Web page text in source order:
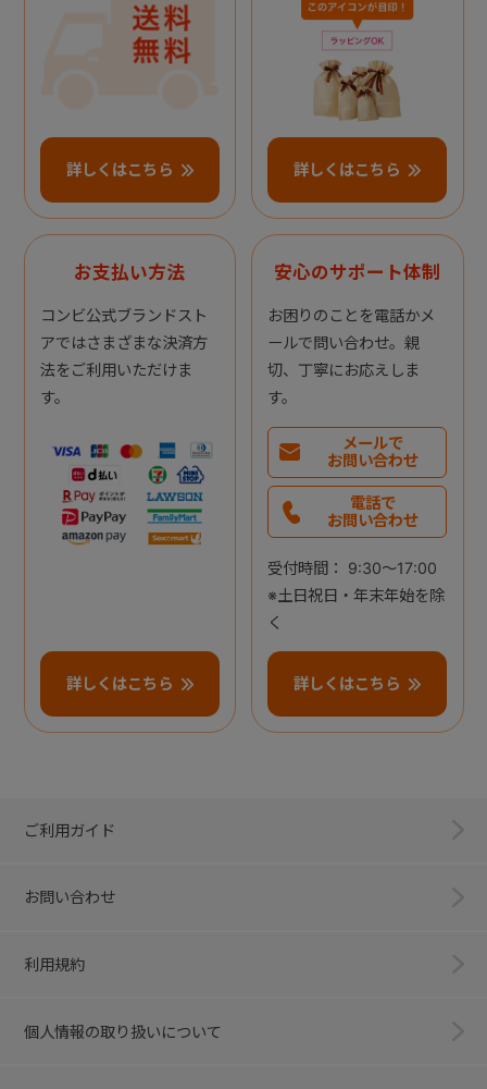
詳しくはこちら 詳しくはこちら
お支払い方法
コンビ公式ブランドスト
アではさまざまな決済方
法をご利用いただけま
す。
詳しくはこちら
安心のサポート体制
お困りのことを電話かメ
ールで問い合わせ。親
切、丁寧にお応えしま
す。
メールで
お問い合わせ
電話で
お問い合わせ
受付時間： 9:30～17:00
※土日祝日・年末年始を除
く
詳しくはこちら
ご利用ガイド
お問い合わせ
利用規約
個人情報の取り扱いについて